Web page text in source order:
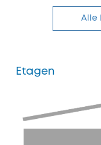
Alle
Etagen